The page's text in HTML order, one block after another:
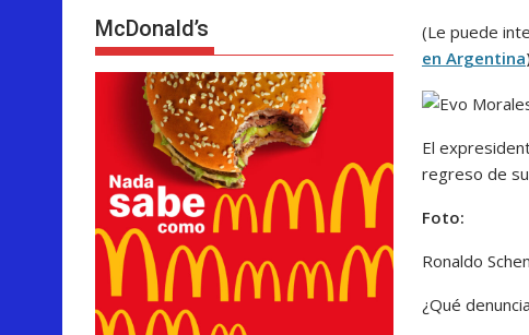
(Le puede
en Argentina
El
regreso de
Foto:
Ronaldo
¿Qué
McDonald’s